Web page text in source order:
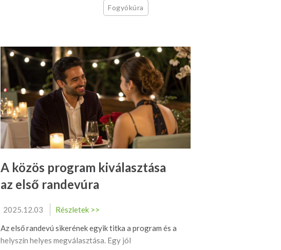
Fogyókúra
A közös program kiválasztása
az első randevúra
2025.12.03
Részletek >>
Az első randevú sikerének egyik titka a program és a
helyszín helyes megválasztása. Egy jól